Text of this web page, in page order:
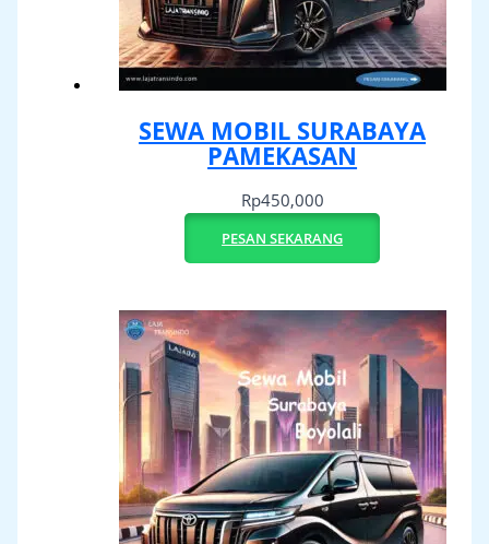
SEWA MOBIL SURABAYA
PAMEKASAN
Rp450,000
PESAN SEKARANG